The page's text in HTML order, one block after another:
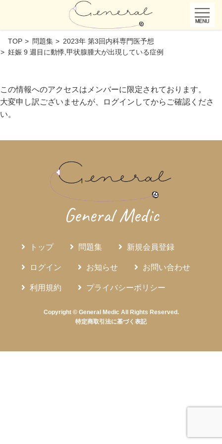
TOP 問題集
2023年 第3回内科専門医予想
妊娠 9 週目に動悸,甲状腺腫大が出現している症例
この情報へのアクセスはメンバーに限定されております。
大変申し訳ございませんが、ログインしてからご確認くださ
い。
General Medic
トップ 問題集 新規会員登録
ログイン お知らせ お問い合わせ
利用規約 プライバシーポリシー
Copyright © General Medic All Rights Reserved.
特定商取引法に基づく表記